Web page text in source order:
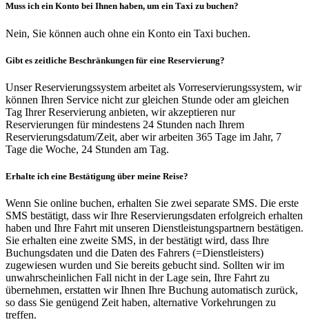
Muss ich ein Konto bei Ihnen haben, um ein Taxi zu buchen?
Nein, Sie können auch ohne ein Konto ein Taxi buchen.
Gibt es zeitliche Beschränkungen für eine Reservierung?
Unser Reservierungssystem arbeitet als Vorreservierungssystem, wir
können Ihren Service nicht zur gleichen Stunde oder am gleichen
Tag Ihrer Reservierung anbieten, wir akzeptieren nur
Reservierungen für mindestens 24 Stunden nach Ihrem
Reservierungsdatum/Zeit, aber wir arbeiten 365 Tage im Jahr, 7
Tage die Woche, 24 Stunden am Tag.
Erhalte ich eine Bestätigung über meine Reise?
Wenn Sie online buchen, erhalten Sie zwei separate SMS. Die erste
SMS bestätigt, dass wir Ihre Reservierungsdaten erfolgreich erhalten
haben und Ihre Fahrt mit unseren Dienstleistungspartnern bestätigen.
Sie erhalten eine zweite SMS, in der bestätigt wird, dass Ihre
Buchungsdaten und die Daten des Fahrers (=Dienstleisters)
zugewiesen wurden und Sie bereits gebucht sind. Sollten wir im
unwahrscheinlichen Fall nicht in der Lage sein, Ihre Fahrt zu
übernehmen, erstatten wir Ihnen Ihre Buchung automatisch zurück,
so dass Sie genügend Zeit haben, alternative Vorkehrungen zu
treffen.